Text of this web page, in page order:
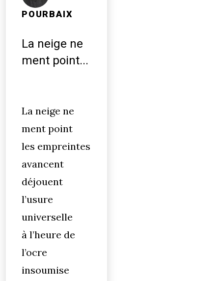
POURBAIX
La neige ne
ment point...
La neige ne
ment point
les empreintes
avancent
déjouent
l’usure
universelle
à l’heure de
l’ocre
insoumise